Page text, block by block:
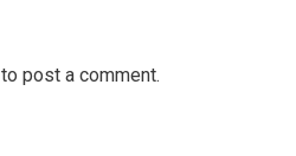
to post a comment.